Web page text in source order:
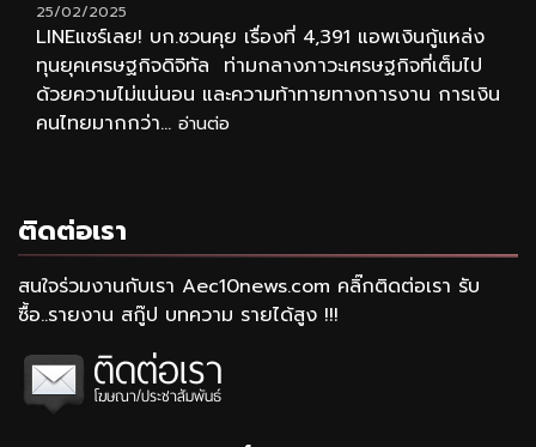
25/02/2025
LINEแชร์เลย! บก.ชวนคุย เรื่องที่ 4,391 แอพเงินกู้แหล่ง
ทุนยุคเศรษฐกิจดิจิทัล ท่ามกลางภาวะเศรษฐกิจที่เต็มไป
ด้วยความไม่แน่นอน และความท้าทายทางการงาน การเงิน
คนไทยมากกว่า... อ่านต่อ
ติดต่อเรา
สนใจร่วมงานกับเรา Aec10news.com คลิ๊กติดต่อเรา รับ
ซื้อ..รายงาน สกู๊ป บทความ รายได้สูง !!!